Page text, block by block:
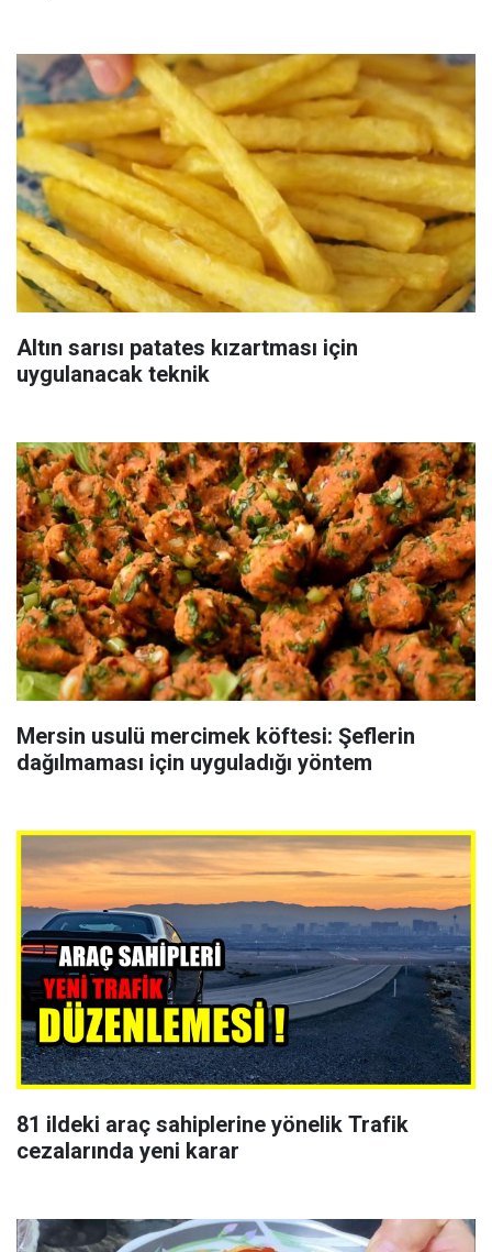
Altın sarısı patates kızartması için
uygulanacak teknik
Mersin usulü mercimek köftesi: Şeflerin
dağılmaması için uyguladığı yöntem
81 ildeki araç sahiplerine yönelik Trafik
cezalarında yeni karar